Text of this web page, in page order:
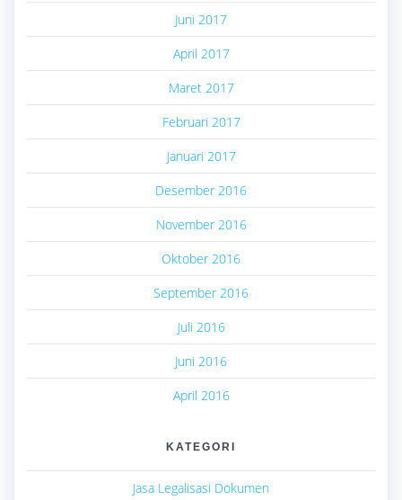
Juni 2017
April 2017
Maret 2017
Februari 2017
Januari 2017
Desember 2016
November 2016
Oktober 2016
September 2016
Juli 2016
Juni 2016
April 2016
KATEGORI
Jasa Legalisasi Dokumen